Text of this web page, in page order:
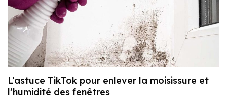
L’astuce TikTok pour enlever la moisissure et
l’humidité des fenêtres